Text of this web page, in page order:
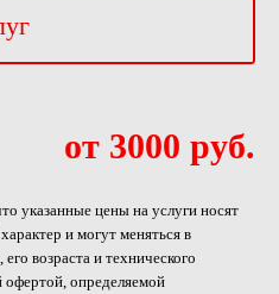
от 3000 руб.
указанные цены на услуги носят
и могут меняться в
возраста и технического
офертой, определяемой